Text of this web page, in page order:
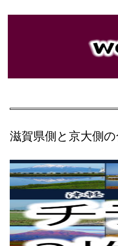
滋賀県側と京大側